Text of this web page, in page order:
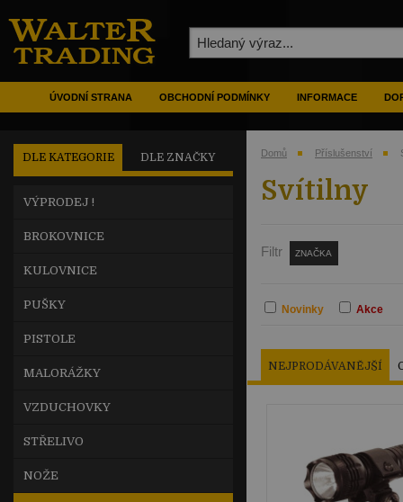
ÚVODNÍ STRANA OBCHODNÍ PODMÍNKY INFORMACE
Domů Příslušenství
Svítilny
Filtr ZNAČKA
Novinky Akce
NEJPRODÁVANĚJŠÍ
DLE KATEGORIE DLE ZNAČKY
VÝPRODEJ !
BROKOVNICE
KULOVNICE
PUŠKY
PISTOLE
MALORÁŽKY
VZDUCHOVKY
STŘELIVO
NOŽE